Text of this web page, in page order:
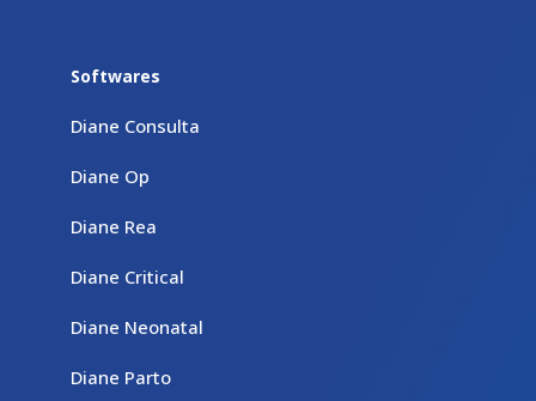
Softwares
Diane Consulta
Diane Op
Diane Rea
Diane Critical
Diane Neonatal
Diane Parto